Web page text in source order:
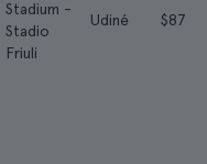
Stadium -
Stadio
Friuli
Udiné $87